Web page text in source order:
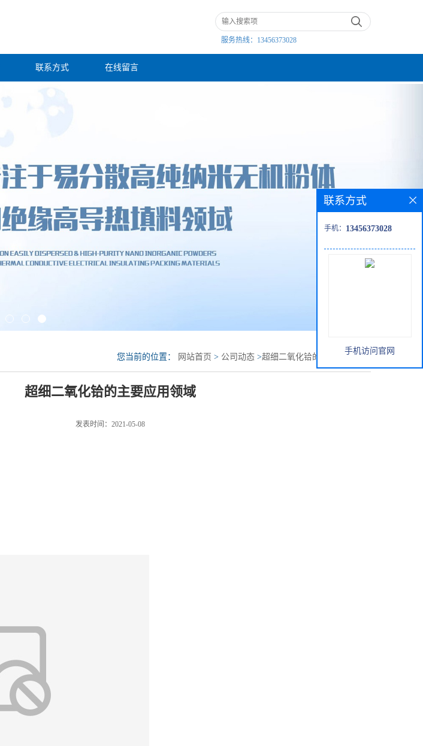
服务热线： 13456373028
联系方式 在线留言
您当前的位置： 网站首页 > 公司动态 >超细二氧化铪的主要应用领域
超细二氧化铪的主要应用领域
发表时间：2021-05-08
联系方式
手机： 13456373028
手机访问官网